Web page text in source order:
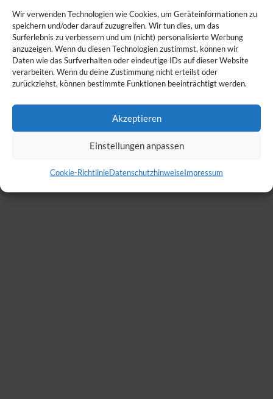
Wir verwenden Technologien wie Cookies, um Geräteinformationen zu
speichern und/oder darauf zuzugreifen. Wir tun dies, um das
Surferlebnis zu verbessern und um (nicht) personalisierte Werbung
anzuzeigen. Wenn du diesen Technologien zustimmst, können wir
Daten wie das Surfverhalten oder eindeutige IDs auf dieser Website
verarbeiten. Wenn du deine Zustimmung nicht erteilst oder
zurückziehst, können bestimmte Funktionen beeinträchtigt werden.
Akzeptieren
Einstellungen anpassen
Cookie-RichtlinieDatenschutzhinweiseImpressum